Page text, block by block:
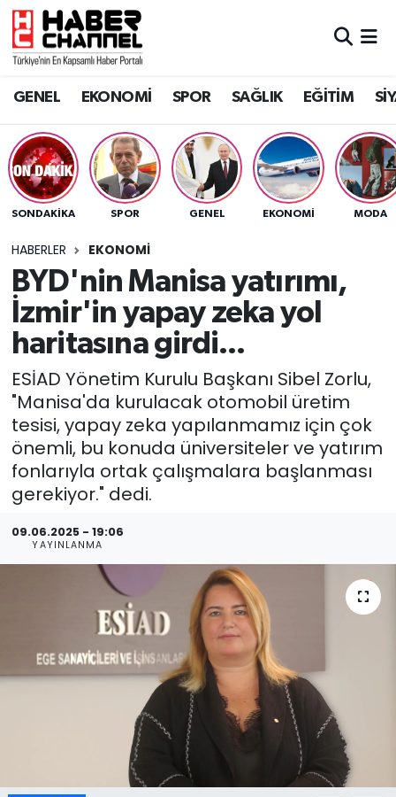
GENEL EKONOMİ SPOR SAĞLIK EĞİTİM
SONDAKIKA SPOR GENEL EKONOMİ MODA
HABERLER EKONOMİ
BYD'nin Manisa yatırımı,
İzmir'in yapay zeka yol
haritasına girdi...
ESİAD Yönetim Kurulu Başkanı Sibel Zorlu,
"Manisa'da kurulacak otomobil üretim
tesisi, yapay zeka yapılanmamız için çok
önemli, bu konuda üniversiteler ve yatırım
fonlarıyla ortak çalışmalara başlanması
gerekiyor." dedi.
09.06.2025 - 19:06
YAYINLANMA
GENEL
SPOR
SAĞLIK
EĞİTİM
SİYASET
MAGAZİN
Nöbetçi Eczaneler
Trafik Durumu
Süper Lig Puan Durumu ve Fikstür
Tüm Manşetler
Son Dakika Haberleri
Haber Arşivi